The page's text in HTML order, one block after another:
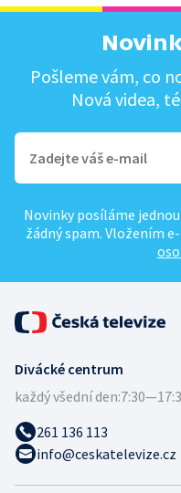
Pošleme vám, co
Nová videa,
Novinky posíláme
žádný spam. Vložením